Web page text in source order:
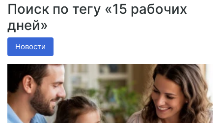
Поиск по тегу «15 рабочих
дней»
Новости